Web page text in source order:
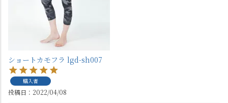
ショートカモフラ lgd-sh007
購入者
投稿日 2022/04/08